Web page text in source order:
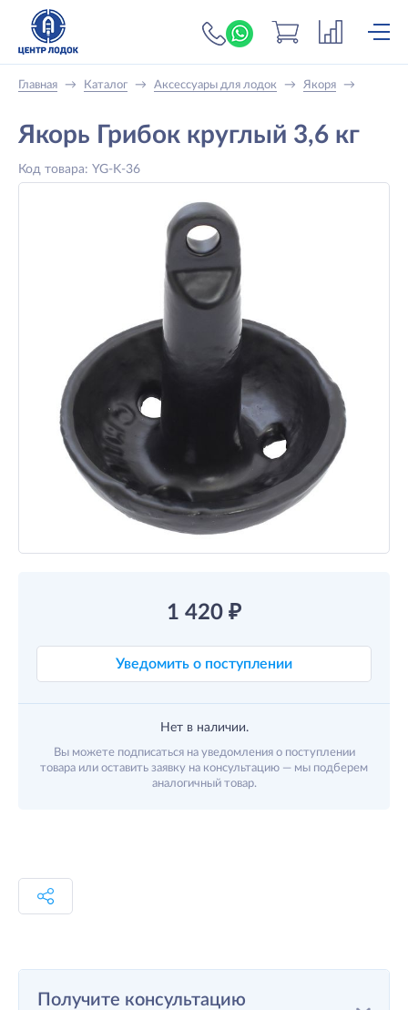
+7 (919) 698-56-
Главная → Каталог → Аксессуары для лодок → Якоря →
Якорь Грибок круглый 3,6 кг
Код товара: YG-K-36
1 420 ₽
Уведомить о поступлении
Нет в наличии.
Вы можете подписаться на уведомления о поступлении
товара или оставить заявку на консультацию — мы подберем
аналогичный товар.
Получите консультацию